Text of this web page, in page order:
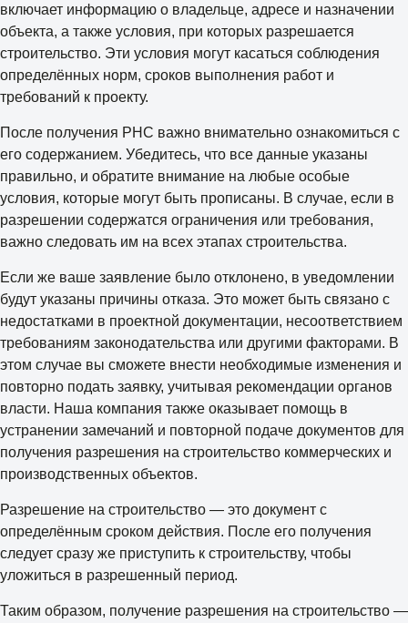
включает информацию о владельце, адресе и назначении
объекта, а также условия, при которых разрешается
строительство. Эти условия могут касаться соблюдения
определённых норм, сроков выполнения работ и
требований к проекту.
После получения РНС важно внимательно ознакомиться с
его содержанием. Убедитесь, что все данные указаны
правильно, и обратите внимание на любые особые
условия, которые могут быть прописаны. В случае, если в
разрешении содержатся ограничения или требования,
важно следовать им на всех этапах строительства.
Если же ваше заявление было отклонено, в уведомлении
будут указаны причины отказа. Это может быть связано с
недостатками в проектной документации, несоответствием
требованиям законодательства или другими факторами. В
этом случае вы сможете внести необходимые изменения и
повторно подать заявку, учитывая рекомендации органов
власти. Наша компания также оказывает помощь в
устранении замечаний и повторной подаче документов для
получения разрешения на строительство коммерческих и
производственных объектов.
Разрешение на строительство — это документ с
определённым сроком действия. После его получения
следует сразу же приступить к строительству, чтобы
уложиться в разрешенный период.
Таким образом, получение разрешения на строительство —